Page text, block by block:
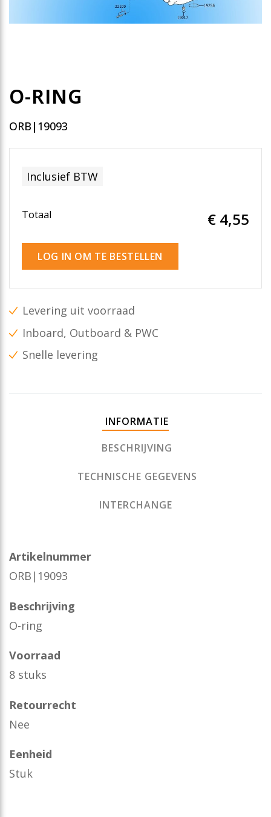
O-RING
ORB|19093
Inclusief BTW
Totaal € 4,55
LOG IN OM TE BESTELLEN
Levering uit voorraad
Inboard, Outboard & PWC
Snelle levering
INFORMATIE
BESCHRIJVING
TECHNISCHE GEGEVENS
INTERCHANGE
Artikelnummer
ORB|19093
Beschrijving
O-ring
Voorraad
8 stuks
Retourrecht
Nee
Eenheid
Stuk